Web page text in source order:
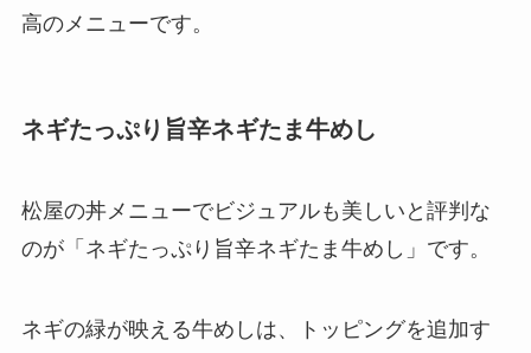
高のメニューです。
ネギたっぷり旨辛ネギたま牛めし
松屋の丼メニューでビジュアルも美しいと評判な
のが「ネギたっぷり旨辛ネギたま牛めし」です。
ネギの緑が映える牛めしは、トッピングを追加す